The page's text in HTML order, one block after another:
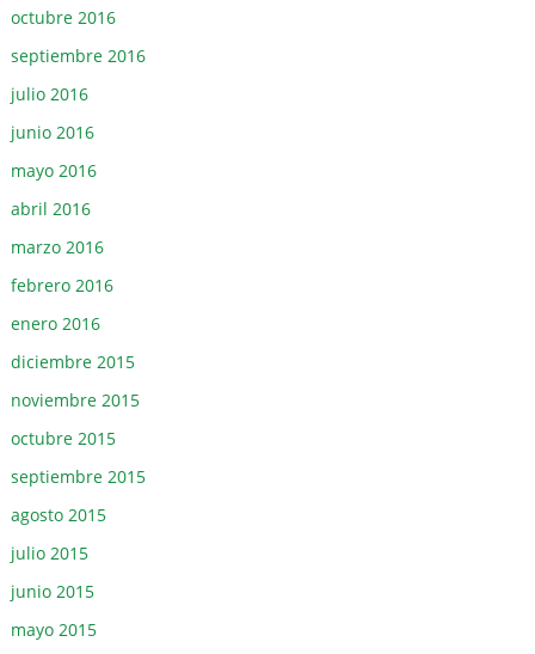
octubre 2016
septiembre 2016
julio 2016
junio 2016
mayo 2016
abril 2016
marzo 2016
febrero 2016
enero 2016
diciembre 2015
noviembre 2015
octubre 2015
septiembre 2015
agosto 2015
julio 2015
junio 2015
mayo 2015